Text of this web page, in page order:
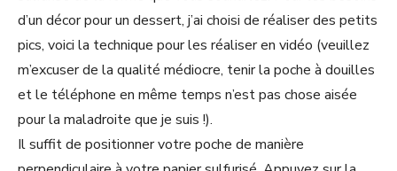
d’un décor pour un dessert, j’ai choisi de réaliser des petits
pics, voici la technique pour les réaliser en vidéo (veuillez
m’excuser de la qualité médiocre, tenir la poche à douilles
et le téléphone en même temps n’est pas chose aisée
pour la maladroite que je suis !).
Il suffit de positionner votre poche de manière